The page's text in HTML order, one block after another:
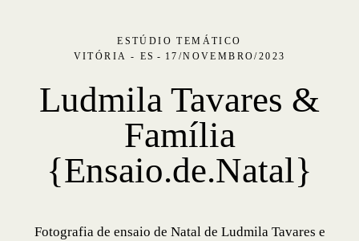
ESTÚDIO TEMÁTICO
VITÓRIA - ES
17/NOVEMBRO/2023
Ludmila Tavares &
Família
{Ensaio.de.Natal}
Fotografia de ensaio de Natal de Ludmila Tavares e